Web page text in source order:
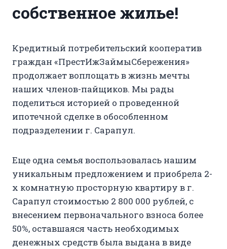
собственное жилье!
Кредитный потребительский кооператив
граждан «ПрестИжЗаймыСбережения»
продолжает воплощать в жизнь мечты
наших членов-пайщиков. Мы рады
поделиться историей о проведенной
ипотечной сделке в обособленном
подразделении г. Сарапул.
Еще одна семья воспользовалась нашим
уникальным предложением и приобрела 2-
х комнатную просторную квартиру в г.
Сарапул стоимостью 2 800 000 рублей, с
внесением первоначального взноса более
50%, оставшаяся часть необходимых
денежных средств была выдана в виде